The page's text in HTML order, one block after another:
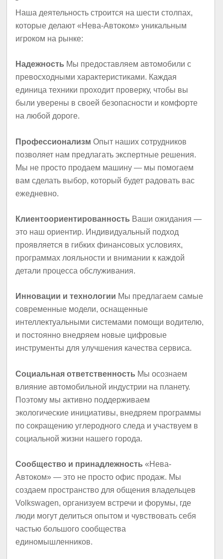
Наша деятельность строится на шести столпах,
которые делают «Нева-Автоком» уникальным
игроком на рынке:
Надежность Мы предоставляем автомобили с
превосходными характеристиками. Каждая
единица техники проходит проверку, чтобы вы
были уверены в своей безопасности и комфорте
на любой дороге.
Профессионализм Опыт наших сотрудников
позволяет нам предлагать экспертные решения.
Мы не просто продаем машину — мы помогаем
вам сделать выбор, который будет радовать вас
ежедневно.
Клиентоориентированность Ваши ожидания —
это наш ориентир. Индивидуальный подход
проявляется в гибких финансовых условиях,
программах лояльности и внимании к каждой
детали процесса обслуживания.
Инновации и технологии Мы предлагаем самые
современные модели, оснащенные
интеллектуальными системами помощи водителю,
и постоянно внедряем новые цифровые
инструменты для улучшения качества сервиса.
Социальная ответственность Мы осознаем
влияние автомобильной индустрии на планету.
Поэтому мы активно поддерживаем
экологические инициативы, внедряем программы
по сокращению углеродного следа и участвуем в
социальной жизни нашего города.
Сообщество и принадлежность «Нева-
Автоком» — это не просто офис продаж. Мы
создаем пространство для общения владельцев
Volkswagen, организуем встречи и форумы, где
люди могут делиться опытом и чувствовать себя
частью большого сообщества
единомышленников.